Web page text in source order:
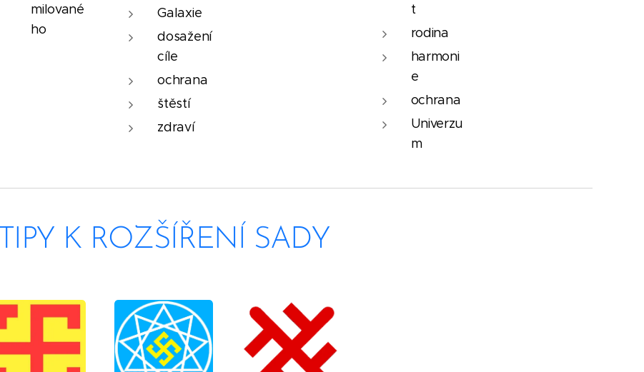
milované
ho
Galaxie
dosažení
cíle
ochrana
štěstí
zdraví
t
rodina
harmoni
e
ochrana
Univerzu
m
TIPY K ROZŠÍŘENÍ SADY